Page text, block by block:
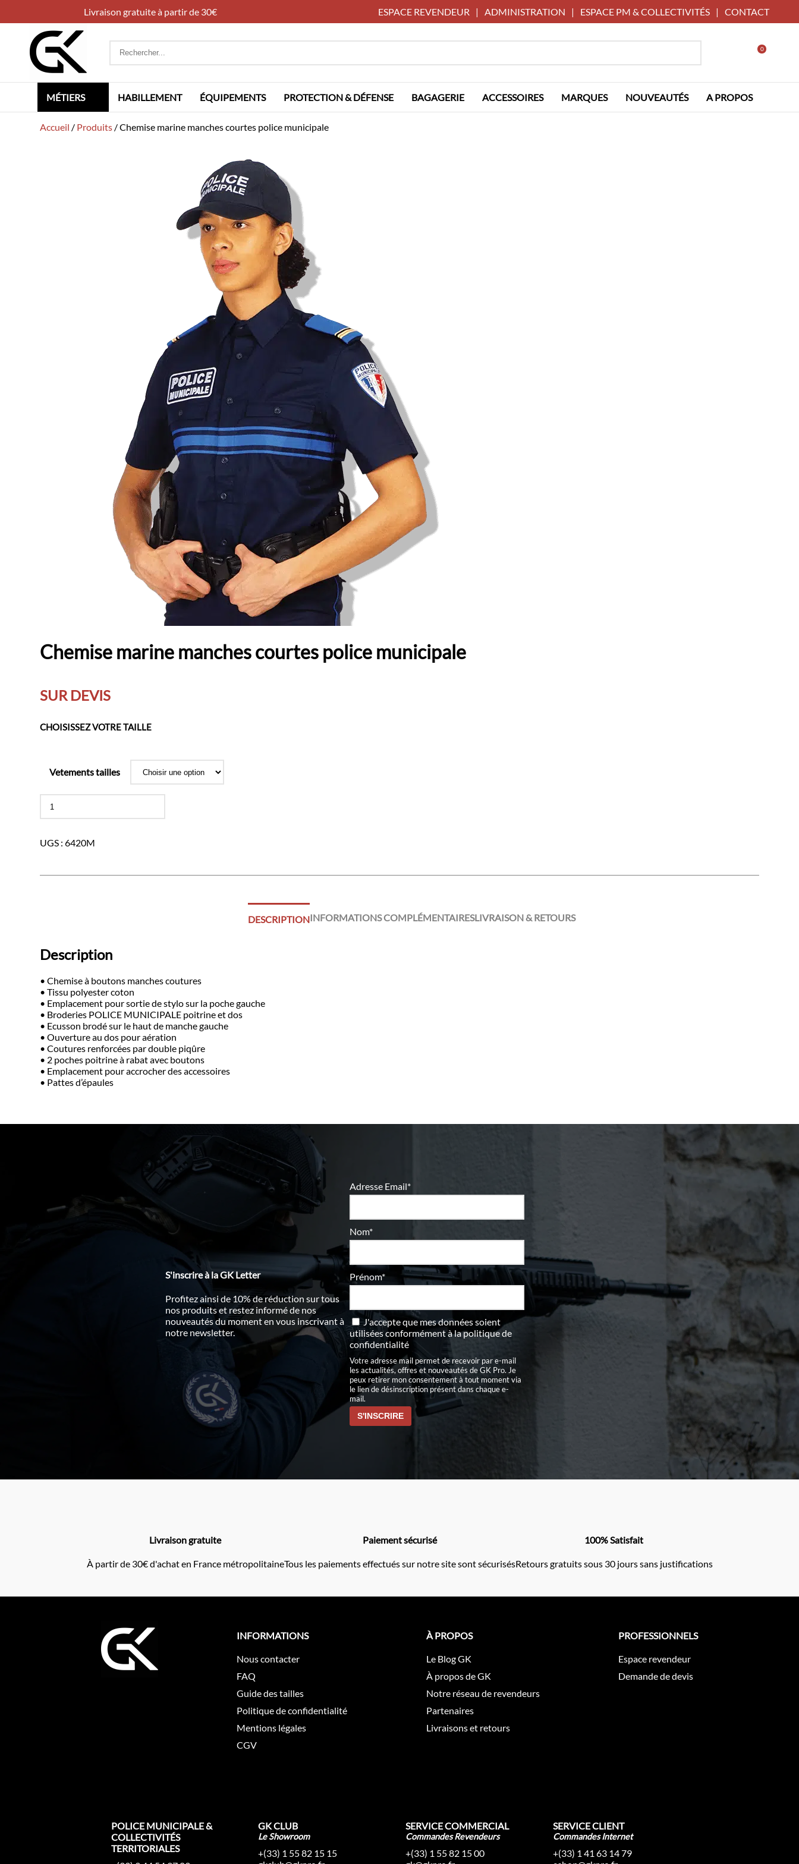
Livraison gratuite à partir de 30€ ESPACE REVENDEUR | ADMINISTRATION | ESPACE PM & COLLECTIVITÉS | CONTACT
Rechercher
0
MÉTIERS HABILLEMENT ÉQUIPEMENTS PROTECTION & DÉFENSE BAGAGERIE ACCESSOIRES MARQUES NOUVEAUTÉS A PROPOS
Accueil / Produits /Chemise marine manches courtes police municipale
Chemise marine manches courtes police municipale
SUR DEVIS
CHOISISSEZ VOTRE TAILLE
Vetements tailles
Chemise
manches
municipale
UGS :6420M
DESCRIPTIONINFORMATIONS COMPLÉMENTAIRESLIVRAISON & RETOURS
Description
• Chemise à boutons manches coutures
• Tissu polyester coton
• Emplacement pour sortie de stylo sur la poche gauche
• Broderies POLICE MUNICIPALE poitrine et dos
• Ecusson brodé sur le haut de manche gauche
• Ouverture au dos pour aération
• Coutures renforcées par double piqûre
• 2 poches poitrine à rabat avec boutons
• Emplacement pour accrocher des accessoires
• Pattes d’épaules
S'inscrire à la GK Letter
Profitez ainsi de 10% de réduction sur tous
nos produits et restez informé de nos
nouveautés du moment en vous inscrivant à
notre newsletter.
Adresse Email*
Nom*
Prénom*
J'accepte que mes données soient
utilisées conformément àla politique de
confidentialité
Votre adresse mail permet de recevoir par e-mail
les actualités, offres et nouveautés de GK Pro. Je
peux retirer mon consentement à tout moment via
le lien de désinscription présent dans chaque e-
mail.
Livraison gratuite
À partir de 30€ d'achat en France métropolitaine
Paiement sécurisé
Tous les paiements effectués sur notre site sont sécurisés
100% Satisfait
Retours gratuits sous 30 jours sans justifications
INFORMATIONS
Nous contacter
FAQ
Guide des tailles
Politique de confidentialité
Mentions légales
CGV
À PROPOS
Le Blog GK
À propos de GK
Notre réseau de revendeurs
Partenaires
Livraisons et retours
PROFESSIONNELS
Espace revendeur
Demande de devis
POLICE MUNICIPALE &
COLLECTIVITÉS
TERRITORIALES
GK CLUB
Le Showroom
+(33) 1 55 82 15 15
SERVICE COMMERCIAL
Commandes Revendeurs
+(33) 1 55 82 15 00
SERVICE CLIENT
Commandes Internet
+(33) 1 41 63 14 79